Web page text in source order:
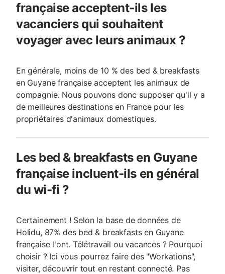
française acceptent-ils les
vacanciers qui souhaitent
voyager avec leurs animaux ?
En générale, moins de 10 % des bed & breakfasts
en Guyane française acceptent les animaux de
compagnie. Nous pouvons donc supposer qu'il y a
de meilleures destinations en France pour les
propriétaires d'animaux domestiques.
Les bed & breakfasts en Guyane
française incluent-ils en général
du wi-fi ?
Certainement ! Selon la base de données de
Holidu, 87% des bed & breakfasts en Guyane
française l'ont. Télétravail ou vacances ? Pourquoi
choisir ? Ici vous pourrez faire des "Workations",
visiter, découvrir tout en restant connecté. Pas